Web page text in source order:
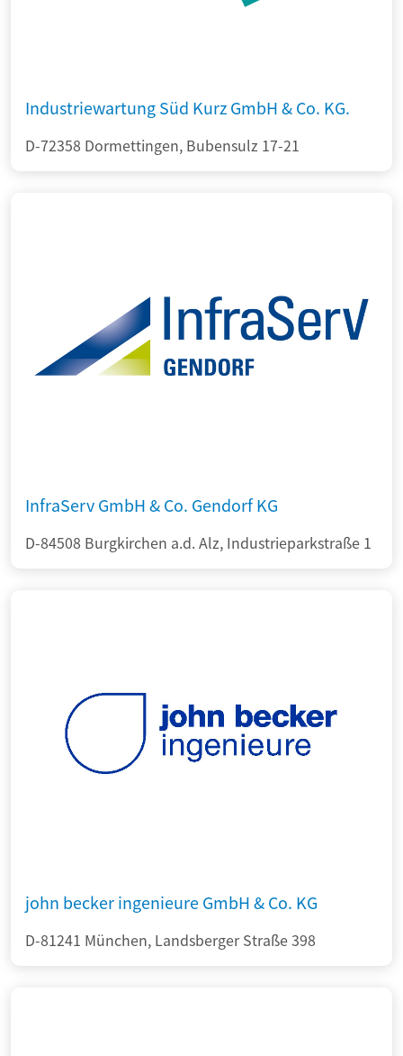
Industriewartung Süd Kurz GmbH & Co. KG.
D-72358 Dormettingen, Bubensulz 17-21
InfraServ GmbH & Co. Gendorf KG
D-84508 Burgkirchen a.d. Alz, Industrieparkstraße 1
john becker ingenieure GmbH & Co. KG
D-81241 München, Landsberger Straße 398